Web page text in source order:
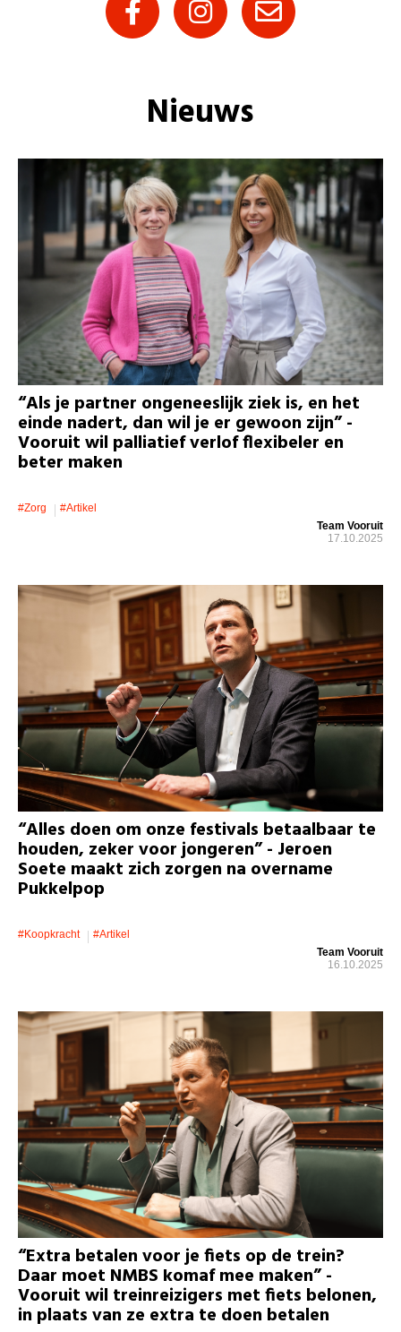
Nieuws
“Als je partner ongeneeslijk ziek is, en het
einde nadert, dan wil je er gewoon zijn” -
Vooruit wil palliatief verlof flexibeler en
beter maken
#zorg
#artikel
Team Vooruit
17.10.2025
“Alles doen om onze festivals betaalbaar te
houden, zeker voor jongeren” - Jeroen
Soete maakt zich zorgen na overname
Pukkelpop
#koopkracht
#artikel
Team Vooruit
16.10.2025
“Extra betalen voor je fiets op de trein?
Daar moet NMBS komaf mee maken” -
Vooruit wil treinreizigers met fiets belonen,
in plaats van ze extra te doen betalen